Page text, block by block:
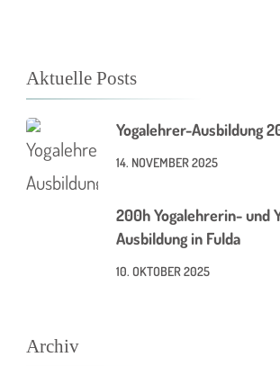
Aktuelle Posts
Yogalehrer-Ausbildung
14. NOVEMBER 2025
200h Yogalehrerin- und
Ausbildung in Fulda
10. OKTOBER 2025
Archiv